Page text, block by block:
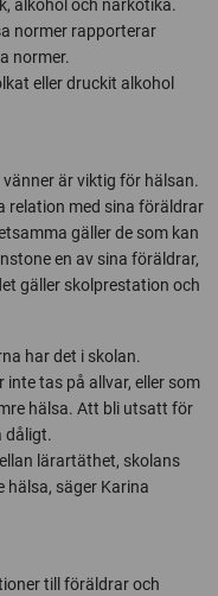
alkohol och narkotika.
normer rapporterar
normer.
eller druckit alkohol
är viktig för hälsan.
relation med sina föräldrar
gäller de som kan
en av sina föräldrar,
gäller skolprestation och
har det i skolan.
tas på allvar, eller som
hälsa. Att bli utsatt för
dåligt.
lärartäthet, skolans
säger Karina
till föräldrar och